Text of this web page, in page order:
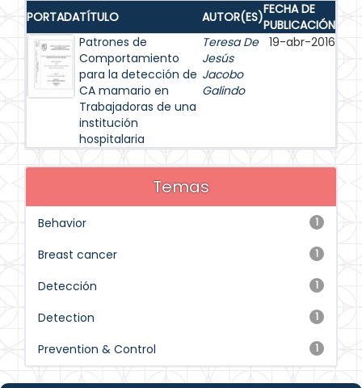
PORTADATÍTULO AUTOR(ES)FECHA DE
PUBLICACIÓN
Patrones de
Comportamiento
para la detección de
CA mamario en
Trabajadoras de una
institución
hospitalaria
Teresa De
Jesús
Jacobo
Galindo
19-abr-2016
Temas
1
Behavior
1
Breast cancer
1
Detección
1
Detection
1
Prevention & Control